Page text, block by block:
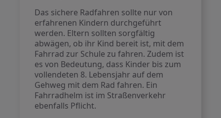
Das sichere Radfahren sollte nur von
erfahrenen Kindern durchgeführt
werden. Eltern sollten sorgfältig
abwägen, ob ihr Kind bereit ist, mit dem
Fahrrad zur Schule zu fahren. Zudem ist
es von Bedeutung, dass Kinder bis zum
vollendeten 8. Lebensjahr auf dem
Gehweg mit dem Rad fahren. Ein
Fahrradhelm ist im Straßenverkehr
ebenfalls Pflicht.